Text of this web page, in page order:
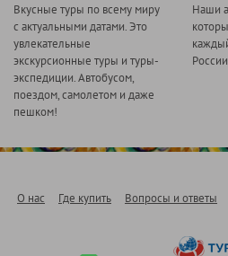
Вкусные туры по всему миру
с актуальными датами. Это
увлекательные
экскурсионные туры и туры-
экспедиции. Автобусом,
поездом, самолетом и даже
пешком!
Наши
О нас Где купить Вопросы и ответы